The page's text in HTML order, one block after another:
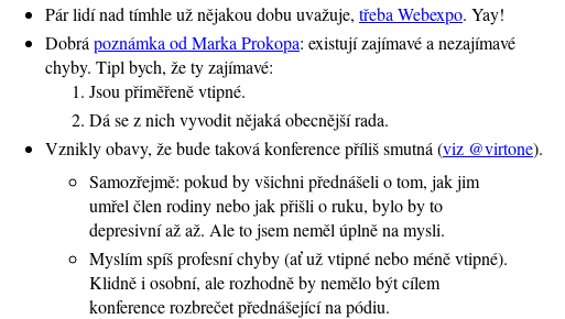
Pár lidí nad tímhle už nějakou dobu uvažuje, třeba Webexpo. Yay!
Dobrá poznámka od Marka Prokopa: existují zajímavé a nezajímavé
chyby. Tipl bych, že ty zajímavé:
Jsou přiměřeně vtipné.
Dá se z nich vyvodit nějaká obecnější rada.
Vznikly obavy, že bude taková konference příliš smutná (viz @virtone).
Samozřejmě: pokud by všichni přednášeli o tom, jak jim
umřel člen rodiny nebo jak přišli o ruku, bylo by to
depresivní až až. Ale to jsem neměl úplně na mysli.
Myslím spíš profesní chyby (ať už vtipné nebo méně vtipné).
Klidně i osobní, ale rozhodně by nemělo být cílem
konference rozbrečet přednášející na pódiu.